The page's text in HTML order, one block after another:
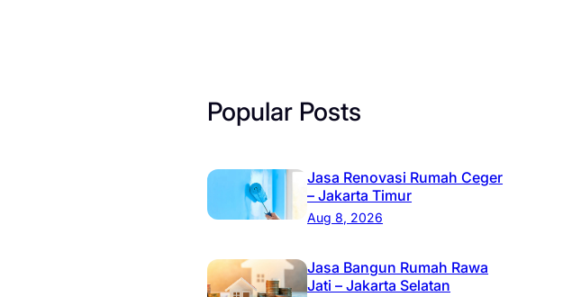
Popular Posts
Jasa Renovasi Rumah Ceger
– Jakarta Timur
Aug 8, 2026
Jasa Bangun Rumah Rawa
Jati – Jakarta Selatan